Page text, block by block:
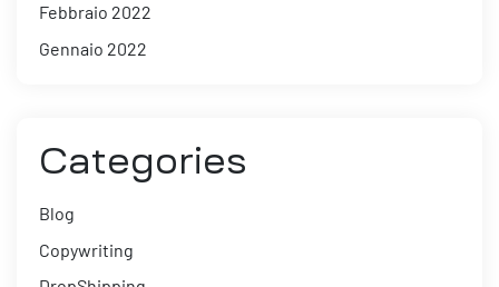
Febbraio 2022
Gennaio 2022
Categories
Blog
Copywriting